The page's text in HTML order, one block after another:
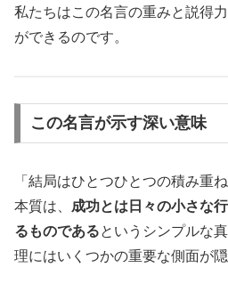
私たちはこの名言の重みと説得
ができるのです。
この名言が示す深い意味
「結局はひとつひとつの積み重
本質は、 成功とは日々の小さな
るものであるというシンプルな
理にはいくつかの重要な側面が隠